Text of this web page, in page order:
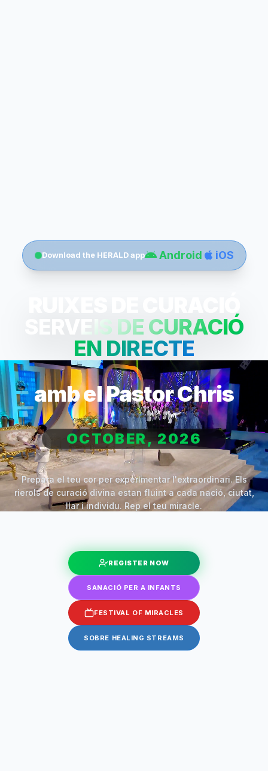
Download the HERALD app Android iOS
SERVEIS DE CURACIÓ
EN DIRECTE
amb el Pastor Chris
OCTOBER, 2026
Prepara el teu cor per experimentar l'extraordinari. Els
rierols de curació divina estan fluint a cada nació, ciutat,
llar i individu. Rep el teu miracle.
REGISTER NOW
SANACIÓ PER A INFANTS
FESTIVAL OF MIRACLES
SOBRE HEALING STREAMS